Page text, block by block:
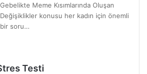
Gebelikte Meme Kısımlarında Oluşan
Değişiklikler konusu her kadın için önemli
bir soru…
Testi